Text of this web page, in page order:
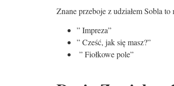
Znane przeboje z udziałem Sobla to
” Impreza”
” Cześć, jak się masz?”
” Fiołkowe pole”